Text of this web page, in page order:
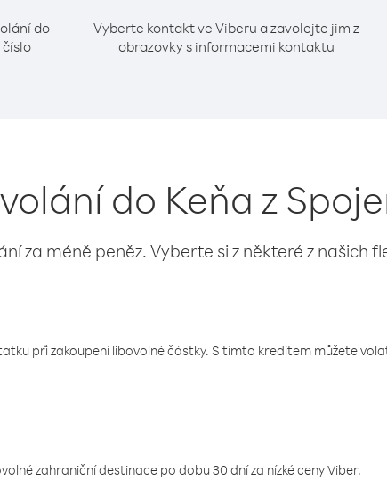
do
Vyberte kontakt ve Viberu a zavolejte jim z
obrazovky s informacemi kontaktu
do Keňa z
za méně peněz. Vyberte si z některé z našich
při zakoupení libovolné částky. S tímto kreditem můžete
zahraniční destinace po dobu 30 dní za nízké ceny Viber.